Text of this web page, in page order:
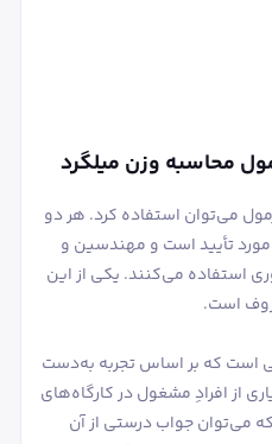
محاسبه وزن میلگرد
می‌توان استفاده کرد. هر دو
مورد تأیید است و مهندسین و
استفاده می‌کنند. یکی از این
است.
است که بر اساس تجربه به‌دست
از افرادِ مشغول در کارگاه‌های
می‌توان جواب درستی از آن